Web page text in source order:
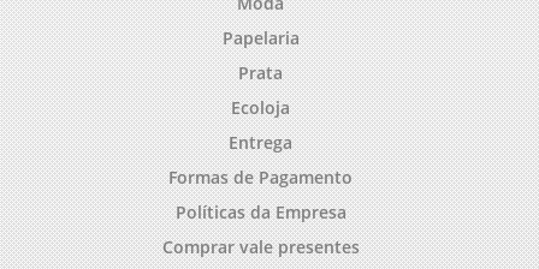
Papelaria
Prata
Ecoloja
Entrega
Formas de Pagamento
Políticas da Empresa
Comprar vale presentes